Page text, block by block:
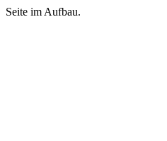
Seite im Aufbau.